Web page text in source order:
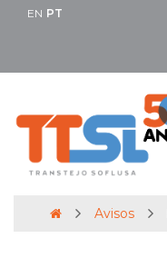
EN PT
Avisos